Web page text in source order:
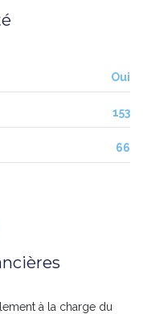
Oui
153
66
à la charge du